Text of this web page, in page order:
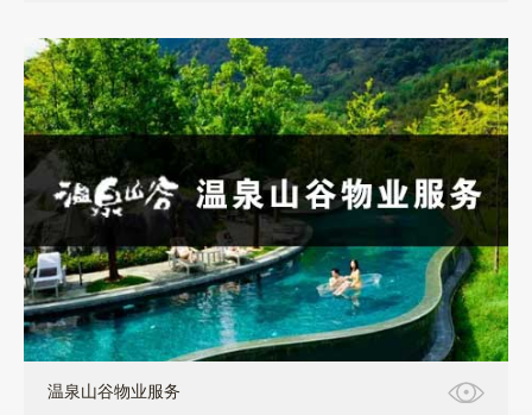
小程序
温泉山谷物业服务